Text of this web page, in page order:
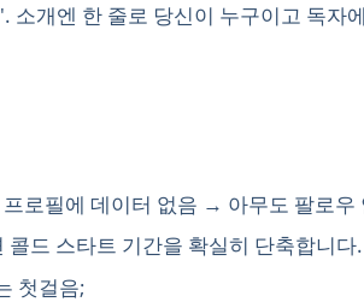
소개엔 한 줄로 당신이 누구이고 독자
로필에 데이터 없음 → 아무도 팔로
드 스타트 기간을 확실히 단축합니다
첫걸음;